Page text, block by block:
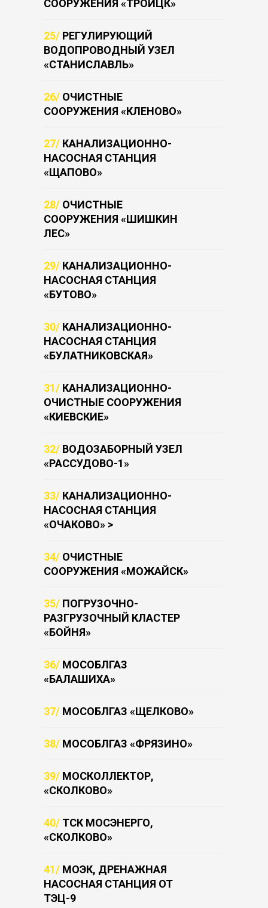
СООРУЖЕНИЯ «ТРОИЦК»
25/ РЕГУЛИРУЮЩИЙ
ВОДОПРОВОДНЫЙ УЗЕЛ
«СТАНИСЛАВЛЬ»
26/ ОЧИСТНЫЕ
СООРУЖЕНИЯ «КЛЕНОВО»
27/ КАНАЛИЗАЦИОННО-
НАСОСНАЯ СТАНЦИЯ
«ЩАПОВО»
28/ ОЧИСТНЫЕ
СООРУЖЕНИЯ «ШИШКИН
ЛЕС»
29/ КАНАЛИЗАЦИОННО-
НАСОСНАЯ СТАНЦИЯ
«БУТОВО»
30/ КАНАЛИЗАЦИОННО-
НАСОСНАЯ СТАНЦИЯ
«БУЛАТНИКОВСКАЯ»
31/ КАНАЛИЗАЦИОННО-
ОЧИСТНЫЕ СООРУЖЕНИЯ
«КИЕВСКИЕ»
32/ ВОДОЗАБОРНЫЙ УЗЕЛ
«РАССУДОВО-1»
33/ КАНАЛИЗАЦИОННО-
НАСОСНАЯ СТАНЦИЯ
«ОЧАКОВО» >
34/ ОЧИСТНЫЕ
СООРУЖЕНИЯ «МОЖАЙСК»
35/ ПОГРУЗОЧНО-
РАЗГРУЗОЧНЫЙ КЛАСТЕР
«БОЙНЯ»
36/ МОСОБЛГАЗ
«БАЛАШИХА»
37/ МОСОБЛГАЗ «ЩЕЛКОВО»
38/ МОСОБЛГАЗ «ФРЯЗИНО»
39/ МОСКОЛЛЕКТОР,
«СКОЛКОВО»
40/ ТСК МОСЭНЕРГО,
«СКОЛКОВО»
41/ МОЭК, ДРЕНАЖНАЯ
НАСОСНАЯ СТАНЦИЯ ОТ
ТЭЦ-9